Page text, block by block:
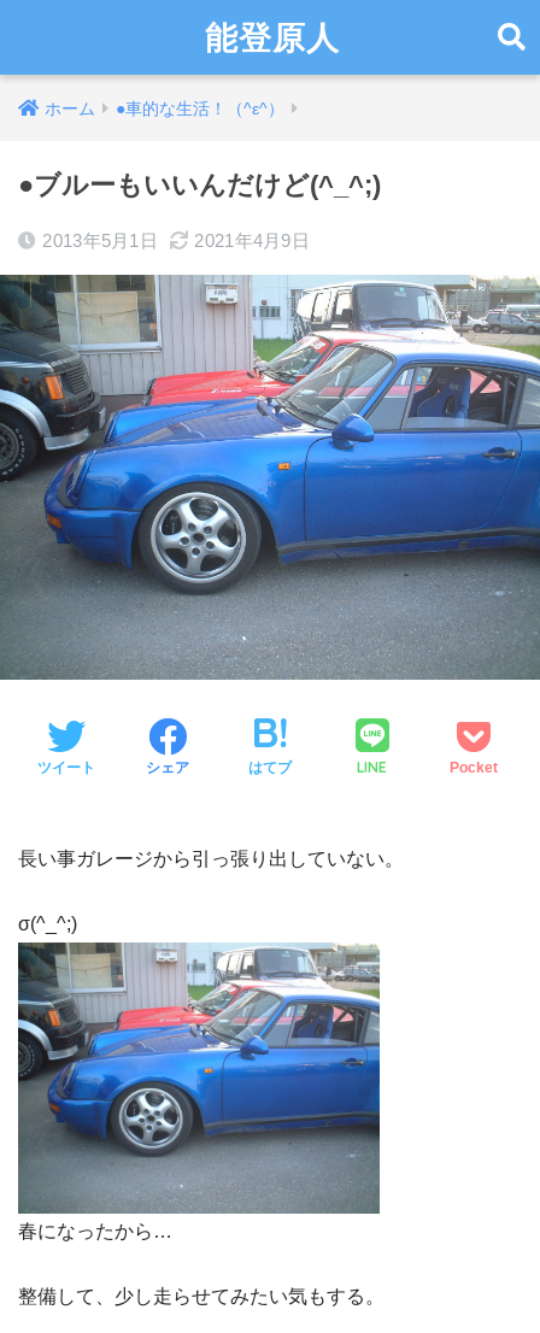
能登原人
ホーム ●車的な生活！（^ε^）
●ブルーもいいんだけど(^_^;)
2013年5月1日 2021年4月9日
ツイート シェア はてブ LINE Pocket
長い事ガレージから引っ張り出していない。
σ(^_^;)
春になったから…
整備して、少し走らせてみたい気もする。